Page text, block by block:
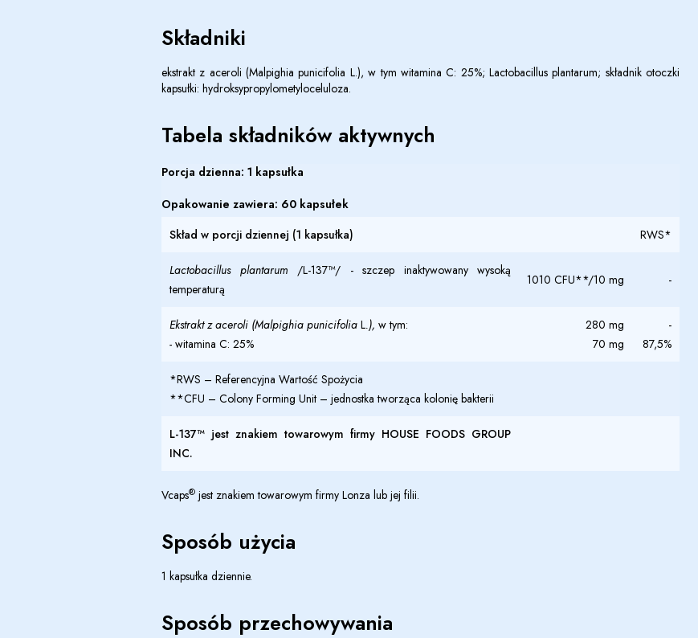
Składniki
ekstrakt z aceroli (Malpighia punicifolia L.), w tym witamina C: 25%; Lactobacillus plantarum; składnik otoczki
kapsułki: hydroksypropylometyloceluloza.
Tabela składników aktywnych
Porcja dzienna: 1 kapsułka
Opakowanie zawiera: 60 kapsułek
Skład w porcji dziennej (1 kapsułka)
RWS*
Lactobacillus plantarum /L-137™/ - szczep inaktywowany wysoką
temperaturą
1010 CFU**/10 mg -
Ekstrakt z aceroli (Malpighia punicifolia L.), w tym:
- witamina C: 25%
280 mg
70 mg
-
87,5%
*RWS – Referencyjna Wartość Spożycia
**CFU – Colony Forming Unit – jednostka tworząca kolonię bakterii
L-137™ jest znakiem towarowym firmy HOUSE FOODS GROUP
INC.
Vcaps® jest znakiem towarowym firmy Lonza lub jej filii.
Sposób użycia
1 kapsułka dziennie.
Sposób przechowywania